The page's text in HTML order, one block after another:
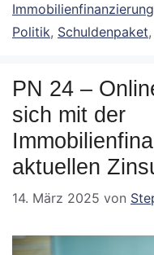
Immobilienfinanzierung
Politik, Schuldenpaket,
PN 24 –
sich mit der
aktuellen
14. März 2025 von